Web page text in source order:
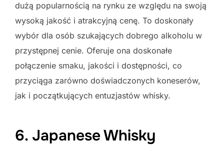
dużą popularnością na rynku ze względu na swoją
wysoką jakość i atrakcyjną cenę. To doskonały
wybór dla osób szukających dobrego alkoholu w
przystępnej cenie. Oferuje ona doskonałe
połączenie smaku, jakości i dostępności, co
przyciąga zarówno doświadczonych koneserów,
jak i początkujących entuzjastów whisky.
6. Japanese Whisky